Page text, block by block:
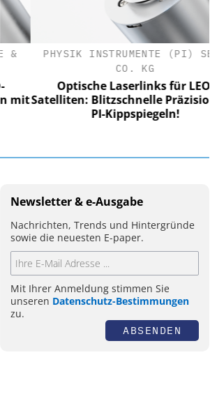
PHYSIK INSTRUMENTE (PI) SE &
CO. KG
Optische Laserlinks für LEO-
Satelliten: Blitzschnelle Präzision mit
PI-Kippspiegeln!
Newsletter & e-Ausgabe
Nachrichten, Trends und Hintergründe
sowie die neuesten E-paper.
Mit Ihrer Anmeldung stimmen Sie
unseren Datenschutz-Bestimmungen
zu.
ABSENDEN